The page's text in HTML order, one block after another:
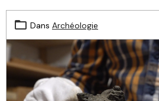
Dans Archéologie